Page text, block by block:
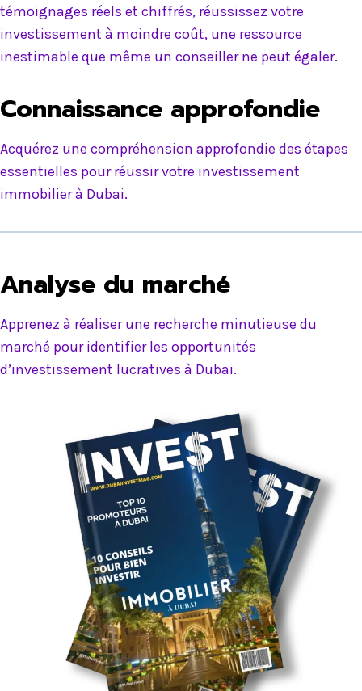
témoignages réels et chiffrés, réussissez votre
investissement à moindre coût, une ressource
inestimable que même un conseiller ne peut égaler.
Connaissance approfondie
Acquérez une compréhension approfondie des étapes
essentielles pour réussir votre investissement
immobilier à Dubai.
Analyse du marché
Apprenez à réaliser une recherche minutieuse du
marché pour identifier les opportunités
d’investissement lucratives à Dubai.